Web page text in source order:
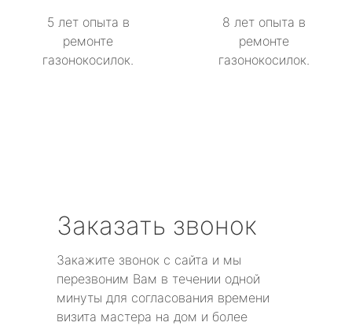
5 лет опыта в
ремонте
газонокосилок.
8 лет опыта в
ремонте
газонокосилок.
Заказать звонок
Закажите звонок с сайта и мы
перезвоним Вам в течении одной
минуты для согласования времени
визита мастера на дом и более